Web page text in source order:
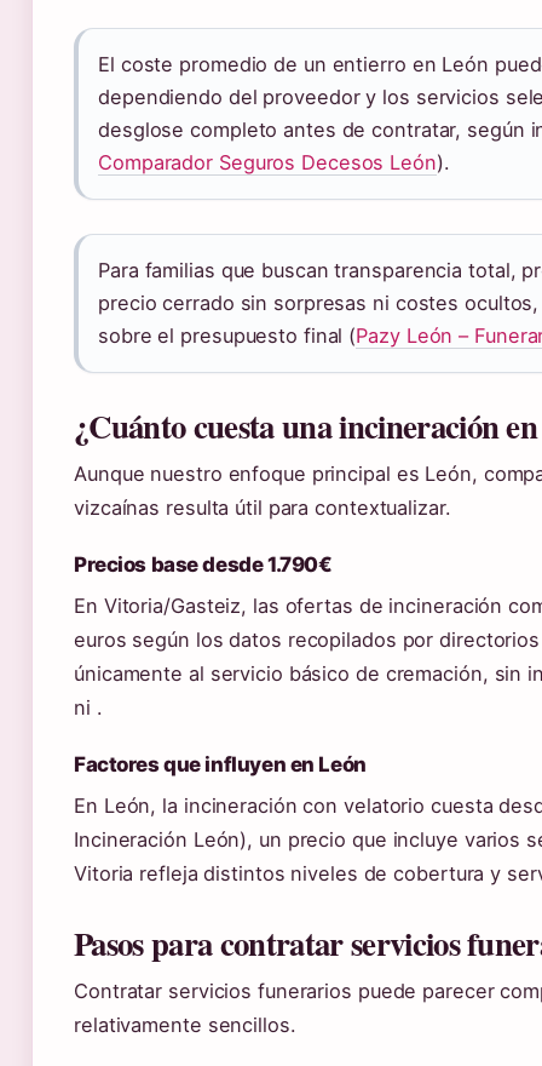
El coste promedio de un entierro en León
dependiendo del proveedor y los servicios
desglose completo antes de contratar, según
Comparador Seguros Decesos León).
Para familias que buscan transparencia total,
precio cerrado sin sorpresas ni costes
sobre el presupuesto final (Pazy León –
¿Cuánto cuesta una incineración
Aunque nuestro enfoque principal es León,
vizcaínas resulta útil para contextualizar.
Precios base desde 1.790€
En Vitoria/Gasteiz, las ofertas de incineración
euros según los datos recopilados por
únicamente al servicio básico de cremación, sin
ni .
Factores que influyen en León
En León, la incineración con velatorio cuesta
Incineración León), un precio que incluye varios
Vitoria refleja distintos niveles de cobertura y
Pasos para contratar servicios
Contratar servicios funerarios puede parecer
relativamente sencillos.